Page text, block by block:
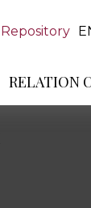
Repository
RELATION